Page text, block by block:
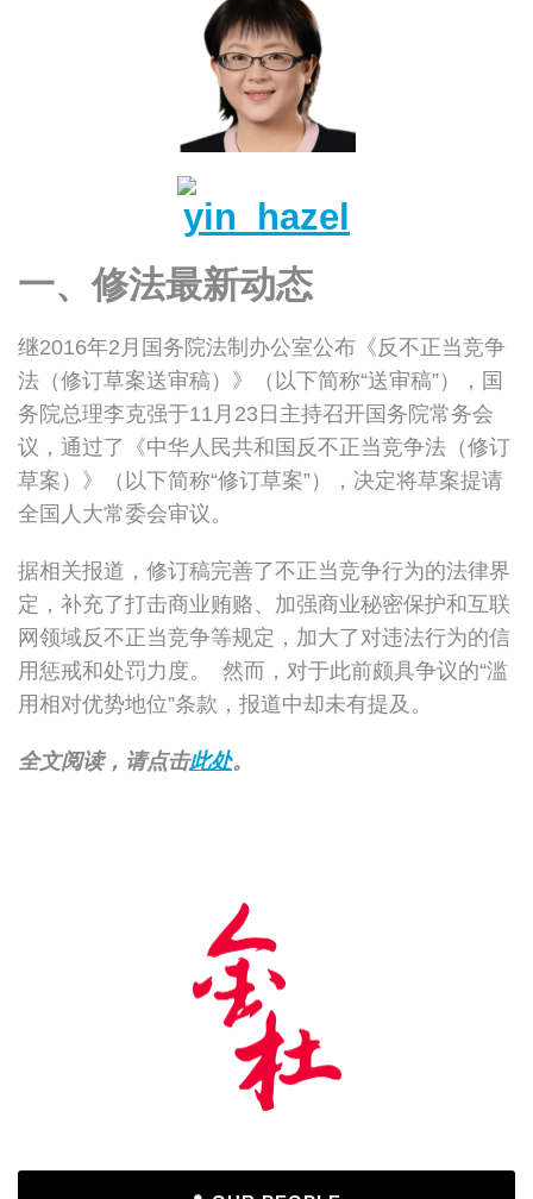
一、修法最新动态
继2016年2月国务院法制办公室公布《反不正当竞争
法（修订草案送审稿）》（以下简称“送审稿”），国
务院总理李克强于11月23日主持召开国务院常务会
议，通过了《中华人民共和国反不正当竞争法（修订
草案）》（以下简称“修订草案”），决定将草案提请
全国人大常委会审议。
据相关报道，修订稿完善了不正当竞争行为的法律界
定，补充了打击商业贿赂、加强商业秘密保护和互联
网领域反不正当竞争等规定，加大了对违法行为的信
用惩戒和处罚力度。 然而，对于此前颇具争议的“滥
用相对优势地位”条款，报道中却未有提及。
全文阅读，请点击此处。